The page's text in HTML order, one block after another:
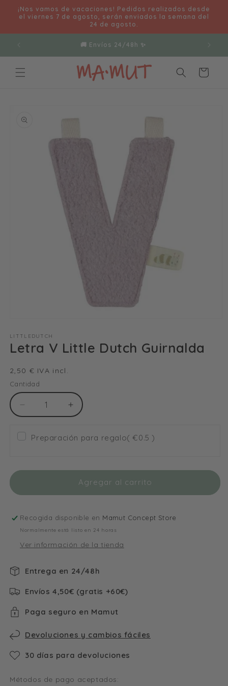
directamente
al contenido
¡Nos vamos de vacaciones! Pedidos realizados desde
el viernes 7 de agosto, serán enviados la semana del
24 de agosto.
🚚 Envíos 24/48h ✨
Carrito
información
multimedia
1
en
ventana
modal
LITTLEDUTCH
Letra V Little Dutch Guirnalda
Precio
habitual
2,50 € IVA incl.
Cantidad
Reducir
cantidad
para
Letra
Dutch
Aumentar
cantidad
Letra
Dutch
Guirnalda
Preparación para regalo( €0.5 )
Agregar al carrito
Recogida disponible en Mamut Concept Store
Normalmente está listo en 24 horas
Ver información de la tienda
Entrega en 24/48h
Envíos 4,50€ (gratis +60€)
Paga seguro en Mamut
Devoluciones y cambios fáciles
30 días para devoluciones
Métodos de pago aceptados: